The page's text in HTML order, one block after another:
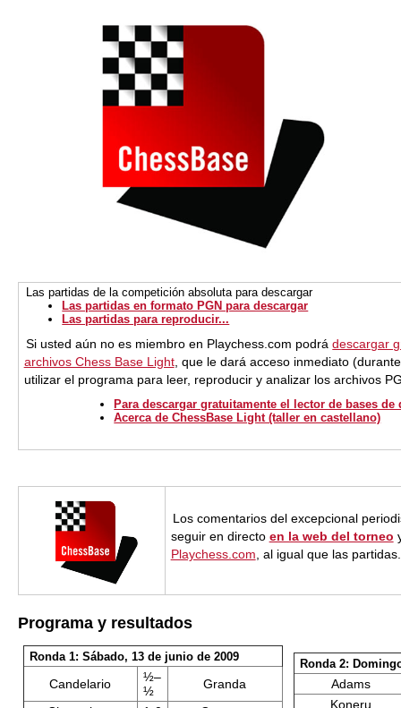
Las partidas de la competición absoluta para descargar
Las partidas en formato PGN para descargar
Las partidas para reproducir...
Si usted aún no es miembro en Playchess.com podrádescargar
archivos Chess Base Light, que le dará acceso inmediato
utilizar el programa para leer, reproducir y analizar los archivos
Para descargar gratuitamente el lector de bases de
Acerca de ChessBase Light (taller en castellano)
Los comentarios del excepcional
seguir en directo en la web del torneo
Playchess.com , al igual que las partidas.
Programa y resultados
Ronda 1: Sábado, 13 de junio de 2009
Candelario
½–
½
Granda
Ronda 2:
Adams
Koneru